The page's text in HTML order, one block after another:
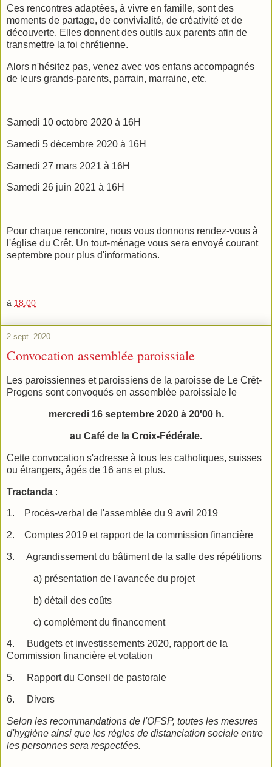
Ces rencontres adaptées, à vivre en famille, sont des
moments de partage, de convivialité, de créativité et de
découverte. Elles donnent des outils aux parents afin de
transmettre la foi chrétienne.
Alors n'hésitez pas, venez avec vos enfans accompagnés
de leurs grands-parents, parrain, marraine, etc.
Samedi 10 octobre 2020 à 16H
Samedi 5 décembre 2020 à 16H
Samedi 27 mars 2021 à 16H
Samedi 26 juin 2021 à 16H
Pour chaque rencontre, nous vous donnons rendez-vous à
l'église du Crêt. Un tout-ménage vous sera envoyé courant
septembre pour plus d'informations.
à 18:00
2 sept. 2020
Convocation assemblée paroissiale
Les paroissiennes et paroissiens de la paroisse de Le Crêt-
Progens sont convoqués en assemblée paroissiale le
mercredi 16 septembre 2020 à 20'00 h.
au Café de la Croix-Fédérale.
Cette convocation s'adresse à tous les catholiques, suisses
ou étrangers, âgés de 16 ans et plus.
Tractanda :
1. Procès-verbal de l'assemblée du 9 avril 2019
2. Comptes 2019 et rapport de la commission financière
3. Agrandissement du bâtiment de la salle des répétitions
a) présentation de l'avancée du projet
b) détail des coûts
c) complément du financement
4.
Budgets et investissements 2020, rapport de la
Commission financière et votation
5. Rapport du Conseil de pastorale
6. Divers
Selon les recommandations de l'OFSP, toutes les mesures
d'hygiène ainsi que les règles de distanciation sociale entre
les personnes sera respectées.